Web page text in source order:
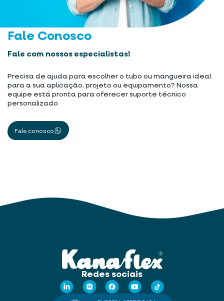
Fale Conosco
Fale com nossos especialistas!
Precisa de ajuda para escolher o tubo ou mangueira ideal
para a sua aplicação, projeto ou equipamento? Nossa
equipe está pronta para oferecer suporte técnico
personalizado
Fale conosco
Redes sociais